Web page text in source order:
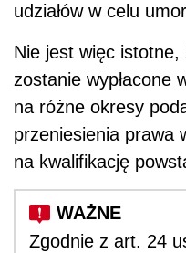
udziałów w celu
Nie jest więc
zostanie wypłacone
na różne okresy
przeniesienia prawa
na kwalifikację
Zgodnie z art. 24